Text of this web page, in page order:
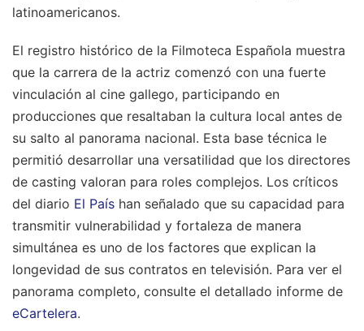
latinoamericanos.
El registro histórico de la Filmoteca Española muestra
que la carrera de la actriz comenzó con una fuerte
vinculación al cine gallego, participando en
producciones que resaltaban la cultura local antes de
su salto al panorama nacional. Esta base técnica le
permitió desarrollar una versatilidad que los directores
de casting valoran para roles complejos. Los críticos
del diario El País han señalado que su capacidad para
transmitir vulnerabilidad y fortaleza de manera
simultánea es uno de los factores que explican la
longevidad de sus contratos en televisión. Para ver el
panorama completo, consulte el detallado informe de
eCartelera.